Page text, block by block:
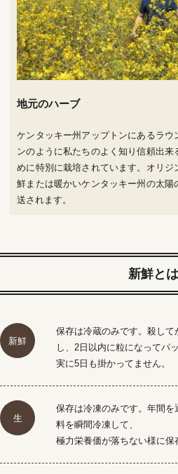
地元のハーブ
ケンタッキー州アップトンにあるラウ
ンのように私たちのよく知り信頼出
めに特別に栽培されています。オリ
鮮または暖かいケンタッキー州の太陽
送されます。
新鮮と
新鮮
保存は冷蔵のみです。殺し
し、2日以内に粒になってパ
実に5日も掛かってません。
生
保存は冷凍のみです。年間
料を瞬間冷凍して、
極力栄養価が落ちない様に保